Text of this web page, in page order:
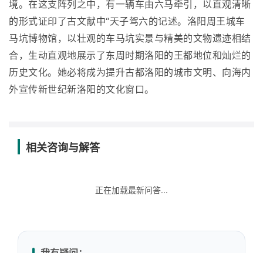
境。在这支阵列之中，有一辆车由六马牵引，以直观清晰
的形式证印了古文献中“天子驾六的记述。洛阳周王城车
马坑博物馆，以壮观的车马坑实景与精美的文物遗迹相结
合，生动直观地展示了东周时期洛阳的王都地位和灿烂的
历史文化。她必将成为提升古都洛阳的城市文明、向海内
外宣传新世纪新洛阳的文化窗口。
相关咨询与解答
正在加载最新问答...